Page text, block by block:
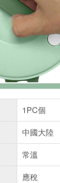
1PC個
中國大陸
常溫
應稅